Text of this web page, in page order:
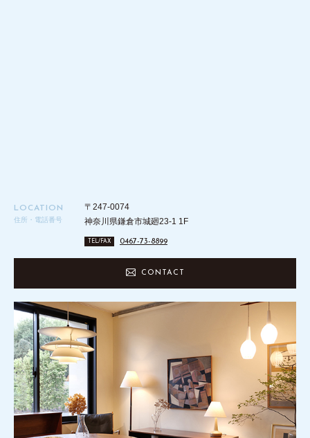
LOCATION
住所・電話番号
〒247-0074
神奈川県鎌倉市城廻23-1 1F
TEL/FAX 0467-73-8899
CONTACT